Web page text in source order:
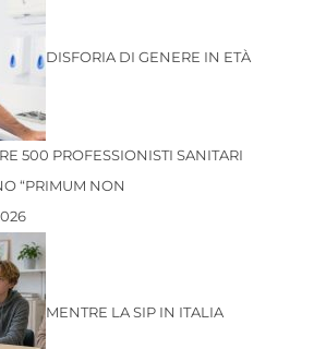
DISFORIA DI GENERE IN ETÀ
500 PROFESSIONISTI SANITARI
“PRIMUM NON
MENTRE LA SIP IN ITALIA